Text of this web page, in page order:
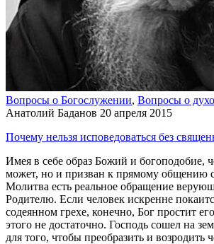
Вопросы о Богослужении, Вопросы о
Анатолий Баданов 20 апреля 2015
Почему нельзя исповедоваться без
Имея в себе образ Божий и богоподобие,
может, но и призван к прямому общению
Молитва есть реальное обращение
Родителю. Если человек искренне
содеянном грехе, конечно, Бог простит
этого не достаточно. Господь сошел на
для того, чтобы преобразить и возродить